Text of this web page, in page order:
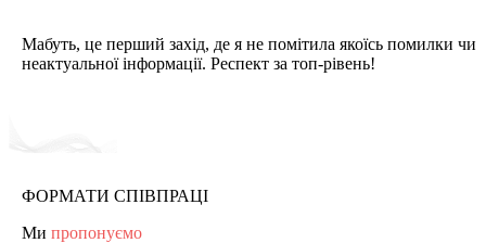
Мабуть, це перший захід, де я не помітила якоїсь помилки чи
неактуальної інформації. Респект за топ-рівень!
ФОРМАТИ СПІВПРАЦІ
Ми пропонуємо